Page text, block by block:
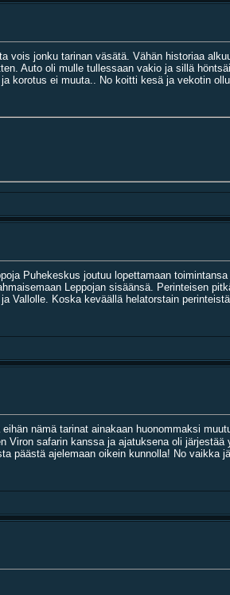
vois jonku tarinan väsätä. Vähän historiaa
Auto oli mulle tullessaan vakio ja sillä
korotus ei muuta.. No koitti kesä ja vekotin
Puhekeskus joutuu lopettamaan
Leppojan sisäänsä. Perinteisen
Vallolle. Koska keväällä helatorstain
nämä tarinat ainakaan huonommaksi
Viron safarin kanssa ja ajatuksena oli
päästä ajelemaan oikein kunnolla! No vaikka